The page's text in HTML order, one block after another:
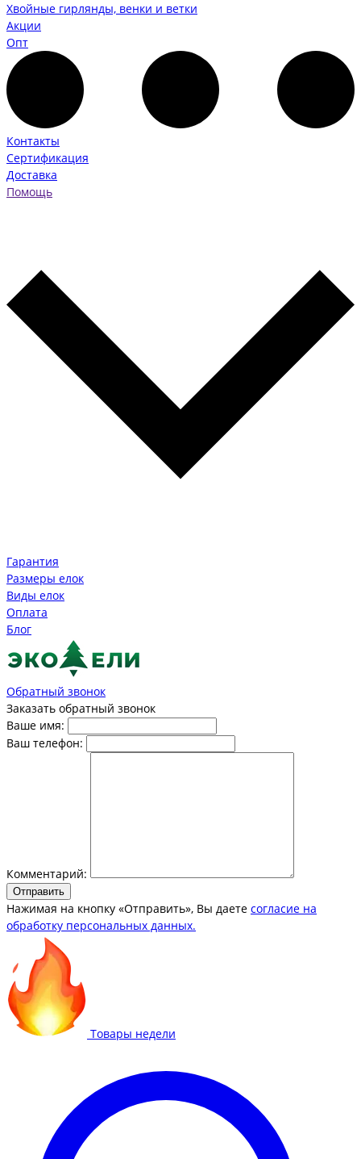
Хвойные гирлянды, венки и ветки
Акции
Опт
Контакты
Сертификация
Доставка
Помощь
Гарантия
Размеры елок
Виды елок
Оплата
Блог
Обратный звонок
Заказать обратный звонок
Ваше имя:
Ваш телефон:
Комментарий:
Отправить
Нажимая на кнопку «Отправить», Вы даете согласие на
обработку персональных данных.
Товары недели